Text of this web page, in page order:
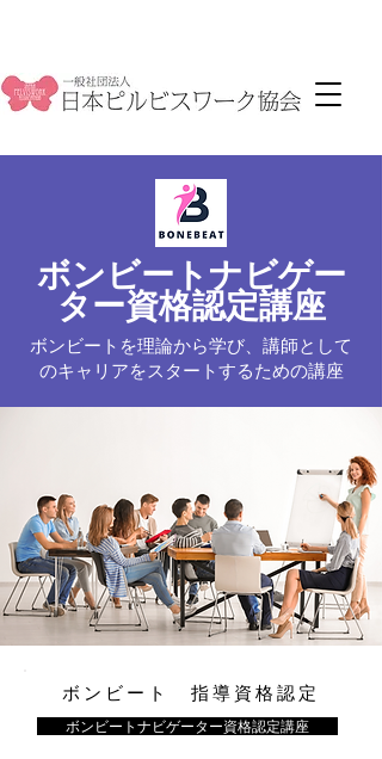
ボンビートナビゲー
ター資格認定講座
​ボンビートを理論から学び、講師として
のキャリアをスタートするための講座
​ボンビート 指導資格認定
ボンビートナビゲーター資格認定講座